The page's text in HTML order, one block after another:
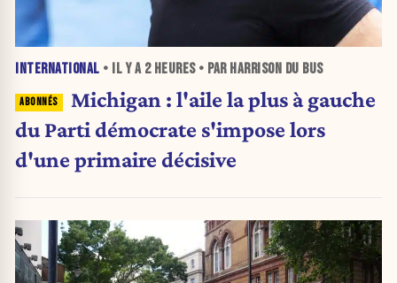
INTERNATIONAL • IL Y A 2 HEURES• PAR HARRISON DU BUS
Michigan : l'aile la plus à gauche
du Parti démocrate s'impose lors
d'une primaire décisive